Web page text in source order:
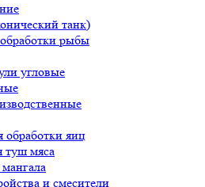
танк)
рыбы
угловые
яиц
туш мяса
и смесители